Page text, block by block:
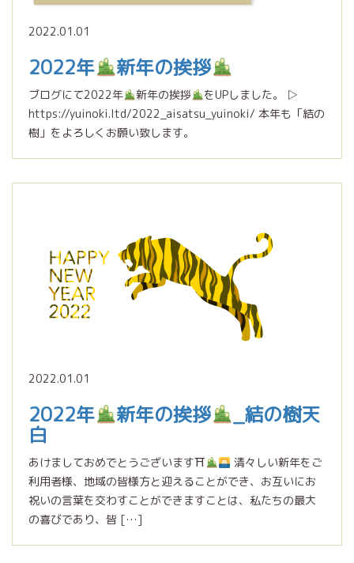
2022.01.01
2022年 新年の挨拶
ブログにて2022年 新年の挨拶
をUPしました。 ▷
https://yuinoki.ltd/2022_aisatsu_yuinoki/ 本年も「結の
樹」をよろしくお願い致します。
2022.01.01
2022年 新年の挨拶 _結の樹天
白
あけましておめでとうございます⛩
清々しい新年をご
利用者様、地域の皆様方と迎えることができ、お互いにお
祝いの言葉を交わすことができますことは、私たちの最大
の喜びであり、皆 […]